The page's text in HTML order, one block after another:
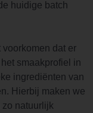
huidige batch
dat er
smaakprofiel in
ingrediënten van
Hierbij maken we
zo natuurlijk